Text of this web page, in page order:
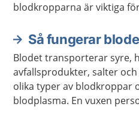
blodkropparna är viktiga
Så fungerar
Blodet transporterar syre,
avfallsprodukter, salter
olika typer av blodkroppar
blodplasma. En vuxen